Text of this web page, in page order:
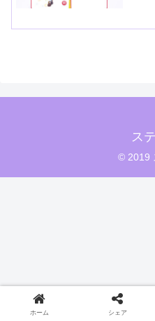
ス
© 2019
ホーム シェア